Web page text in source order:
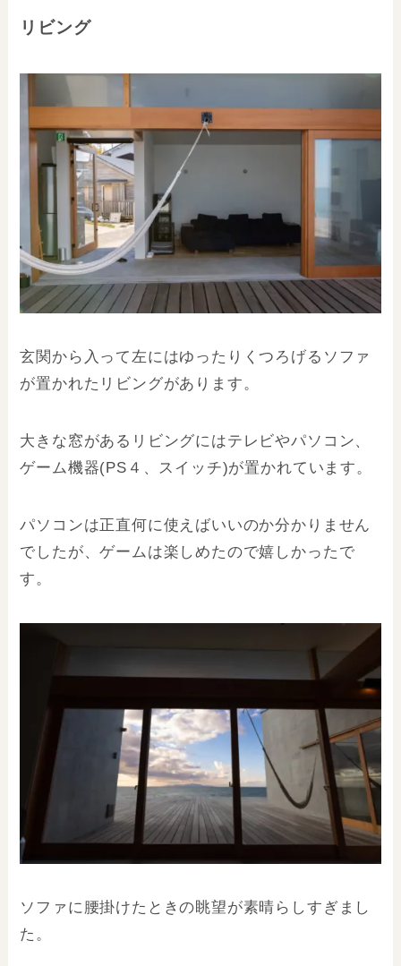
リビング
玄関から入って左にはゆったりくつろげるソファ
が置かれたリビングがあります。
大きな窓があるリビングにはテレビやパソコン、
ゲーム機器(PS４、スイッチ)が置かれています。
パソコンは正直何に使えばいいのか分かりません
でしたが、ゲームは楽しめたので嬉しかったで
す。
ソファに腰掛けたときの眺望が素晴らしすぎまし
た。